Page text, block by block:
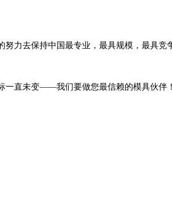
努力去保持中国最专业，最具规模，最具竞
一直未变——我们要做您最信赖的模具伙伴